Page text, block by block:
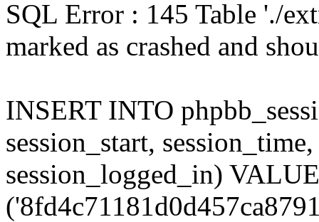
SQL Error : 145 Table './
marked as crashed and
INSERT INTO
session_start,
session_logged_in)